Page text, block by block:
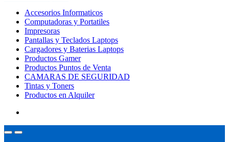
Accesorios Informaticos
Computadoras y Portatiles
Impresoras
Pantallas y Teclados Laptops
Cargadores y Baterias Laptops
Productos Gamer
Productos Puntos de Venta
CAMARAS DE SEGURIDAD
Tintas y Toners
Productos en Alquiler